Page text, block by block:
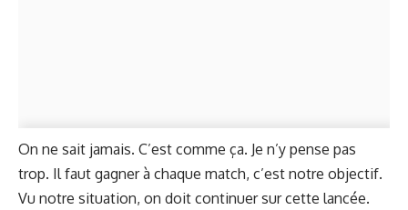
On ne sait jamais. C’est comme ça. Je n’y pense pas
trop. Il faut gagner à chaque match, c’est notre objectif.
Vu notre situation, on doit continuer sur cette lancée.